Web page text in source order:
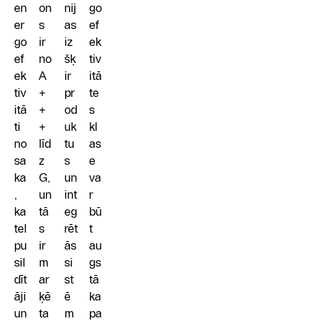
en
er
go
ef
ek
tiv
itā
ti
no
sa
ka
,
ka
tel
pu
sil
dīt
āji
un
on
s
ir
no
A
+
+
+
līd
z
G,
un
tā
s
ir
m
ar
ķē
ta
nij
as
iz
šķ
ir
pr
od
uk
tu
s
un
int
eg
rēt
ās
si
st
ē
m
go
ef
ek
tiv
itā
te
s
kl
as
e
va
r
bū
t
au
gs
tā
ka
pa